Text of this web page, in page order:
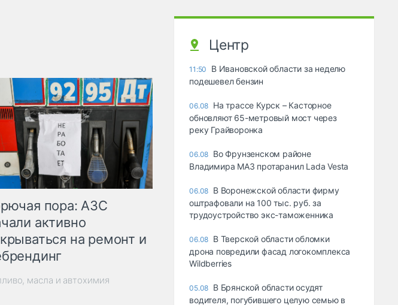
пора: АЗС
активно
на ремонт и
масла и автохимия
Центр
11:50
В Ивановской области за неделю
подешевел бензин
06.08 На трассе Курск – Касторное
обновляют 65-метровый мост через
реку Грайворонка
06.08 Во Фрунзенском районе
Владимира МАЗ протаранил Lada Vesta
06.08 В Воронежской области фирму
оштрафовали на 100 тыс. руб. за
трудоустройство экс-таможенника
06.08 В Тверской области обломки
дрона повредили фасад логокомплекса
Wildberries
05.08 В Брянской области осудят
водителя, погубившего целую семью в